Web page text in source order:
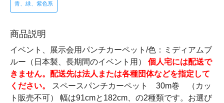
青、緑、紫色系
商品説明
イベント、展示会用パンチカーペット/色：ミディアムブ
ルー（日本製、長期間のイベント用） 個人宅には配送で
きません。配送先は法人または各種団体などを指定して
ください。
スペースパンチカーペット 30m巻 （カッ
ト販売不可） 幅は91cmと182cm、の2種類です。お選び